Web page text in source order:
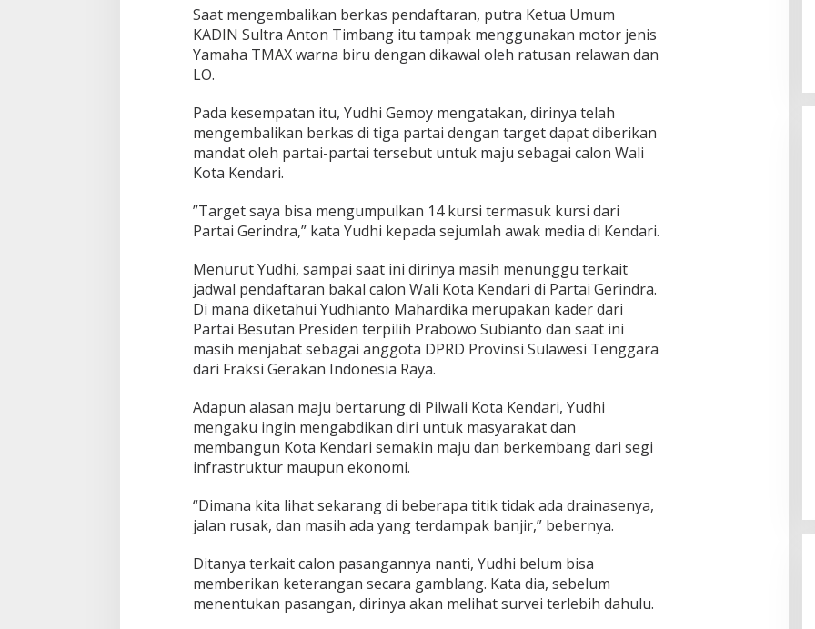
K
e
n
i
K
e
T
a
P
r
p
o
l
S
e
c
a
S
e
r
n
t
a
Saat mengembalikan berkas pendaftaran, putra Ketua Umum
KADIN Sultra Anton Timbang itu tampak menggunakan motor jenis
Yamaha TMAX warna biru dengan dikawal oleh ratusan relawan dan
LO.
Pada kesempatan itu, Yudhi Gemoy mengatakan, dirinya telah
mengembalikan berkas di tiga partai dengan target dapat diberikan
mandat oleh partai-partai tersebut untuk maju sebagai calon Wali
Kota Kendari.
”Target saya bisa mengumpulkan 14 kursi termasuk kursi dari
Partai Gerindra,” kata Yudhi kepada sejumlah awak media di Kendari.
Menurut Yudhi, sampai saat ini dirinya masih menunggu terkait
jadwal pendaftaran bakal calon Wali Kota Kendari di Partai Gerindra.
Di mana diketahui Yudhianto Mahardika merupakan kader dari
Partai Besutan Presiden terpilih Prabowo Subianto dan saat ini
masih menjabat sebagai anggota DPRD Provinsi Sulawesi Tenggara
dari Fraksi Gerakan Indonesia Raya.
Adapun alasan maju bertarung di Pilwali Kota Kendari, Yudhi
mengaku ingin mengabdikan diri untuk masyarakat dan
membangun Kota Kendari semakin maju dan berkembang dari segi
infrastruktur maupun ekonomi.
“Dimana kita lihat sekarang di beberapa titik tidak ada drainasenya,
jalan rusak, dan masih ada yang terdampak banjir,” bebernya.
Ditanya terkait calon pasangannya nanti, Yudhi belum bisa
memberikan keterangan secara gamblang. Kata dia, sebelum
menentukan pasangan, dirinya akan melihat survei terlebih dahulu.